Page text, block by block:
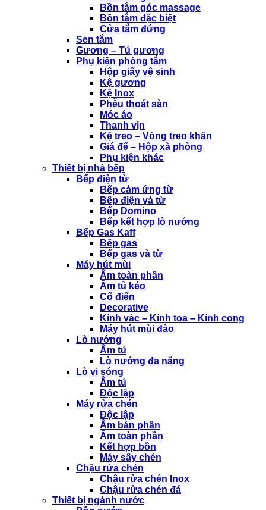
Bồn tắm góc massage
Bồn tắm đặc biệt
Cửa tắm đứng
Sen tắm
Gương – Tủ gương
Phụ kiện phòng tắm
Hộp giấy vệ sinh
Kệ gương
Kệ Inox
Phễu thoát sàn
Móc áo
Thanh vịn
Kệ treo – Vòng treo khăn
Giá để – Hộp xà phòng
Phụ kiện khác
Thiết bị nhà bếp
Bếp điện từ
Bếp cảm ứng từ
Bếp điện và từ
Bếp Domino
Bếp kết hợp lò nướng
Bếp Gas Kaff
Bếp gas
Bếp gas và từ
Máy hút mùi
Âm toàn phần
Âm tủ kéo
Cổ điển
Decorative
Kính vác – Kính toa – Kính cong
Máy hút mùi đảo
Lò nướng
Âm tủ
Lò nướng đa năng
Lò vi sóng
Âm tủ
Độc lập
Máy rửa chén
Độc lập
Âm bán phần
Âm toàn phần
Kết hợp bồn
Máy sấy chén
Chậu rửa chén
Chậu rửa chén Inox
Chậu rửa chén đá
Thiết bị ngành nước